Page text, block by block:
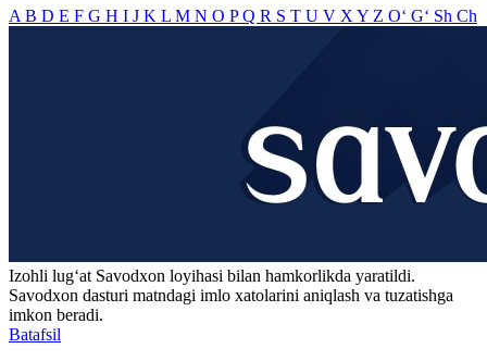
A B D E F G H I J K L M N O PQ R S T U V X Y Z O‘ G‘ Sh Ch
Izohli lugʻat Savodxon loyihasi bilan hamkorlikda yaratildi.
Savodxon dasturi matndagi imlo xatolarini aniqlash va tuzatishga
imkon beradi.
Batafsil